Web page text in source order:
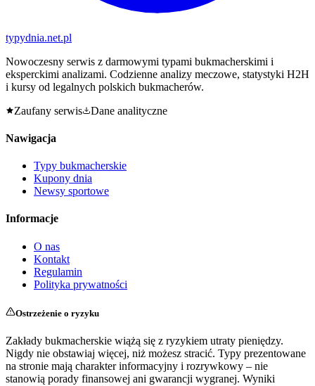
typydnia.net.pl
Nowoczesny serwis z darmowymi typami bukmacherskimi i
eksperckimi analizami. Codzienne analizy meczowe, statystyki H2H
i kursy od legalnych polskich bukmacherów.
Zaufany serwis
Dane analityczne
Nawigacja
Typy bukmacherskie
Kupony dnia
Newsy sportowe
Informacje
O nas
Kontakt
Regulamin
Polityka prywatności
Ostrzeżenie o ryzyku
Zakłady bukmacherskie wiążą się z ryzykiem utraty pieniędzy.
Nigdy nie obstawiaj więcej, niż możesz stracić. Typy prezentowane
na stronie mają charakter informacyjny i rozrywkowy – nie
stanowią porady finansowej ani gwarancji wygranej. Wyniki